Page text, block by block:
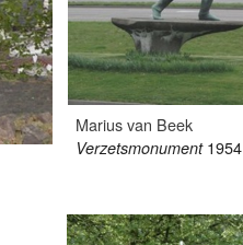
Marius van Beek
Verzetsmonument 1954